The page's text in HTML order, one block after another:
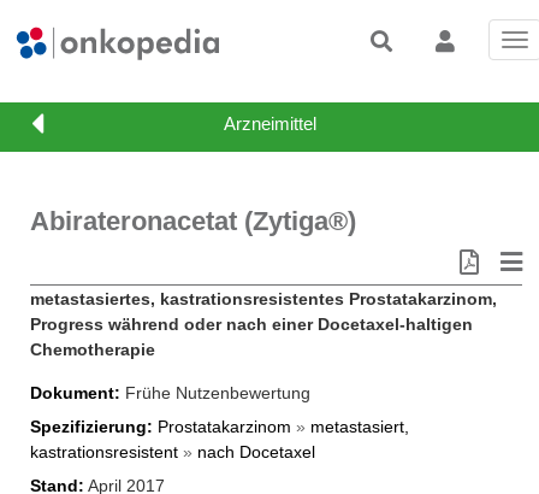
Abirateronacetat (Zytiga®)
metastasiertes, kastrationsresistentes Prostatakarzinom,
Progress während oder nach einer Docetaxel-haltigen
Chemotherapie
Dokument
Frühe Nutzenbewertung
Spezifizierung
Prostatakarzinom » metastasiert,
kastrationsresistent » nach Docetaxel
Stand April 2017